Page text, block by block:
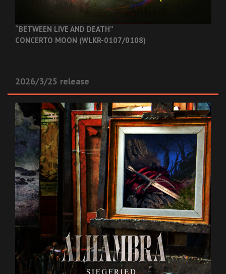
“BETWEEN LIVE AND DEATH”
CONCERTO MOON (WLKR-0107/0108)
2026/3/25 release